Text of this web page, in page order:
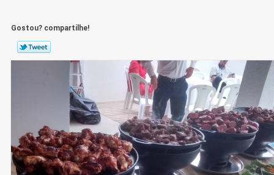
Gostou? compartilhe!